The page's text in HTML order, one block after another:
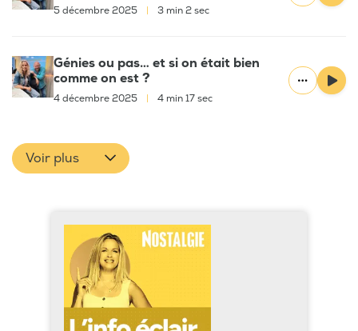
5 décembre 2025 3 min 2 sec
Génies ou pas… et si on était bien
comme on est ?
4 décembre 2025 4 min 17 sec
Voir plus